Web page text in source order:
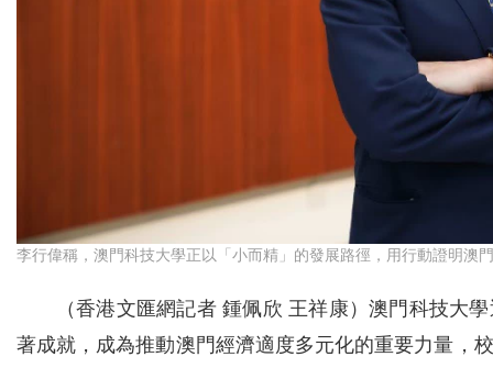
李行偉稱，澳門科技大學正以「小而精」的發展路徑，用行動證明澳
（香港文匯網記者 鍾佩欣 王祥康）澳門科技大
著成就，成為推動澳門經濟適度多元化的重要力量，